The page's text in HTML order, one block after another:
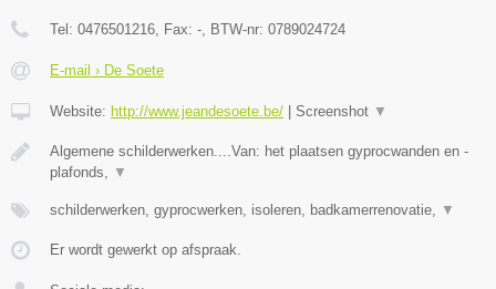
Tel: 0476501216, Fax: -, BTW-nr: 0789024724
E-mail › De Soete
Website: http://www.jeandesoete.be/ Screenshot ▼
Algemene schilderwerken....Van: het plaatsen gyprocwanden en -
plafonds, ▼
schilderwerken, gyprocwerken, isoleren, badkamerrenovatie, ▼
Er wordt gewerkt op afspraak.